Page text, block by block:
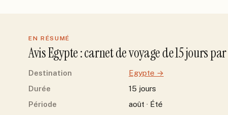
EN RÉSUMÉ
AvisEgypte: carnet de voyage de15jourspar
Destination Egypte →
Durée
15 jours
Période
août · Été